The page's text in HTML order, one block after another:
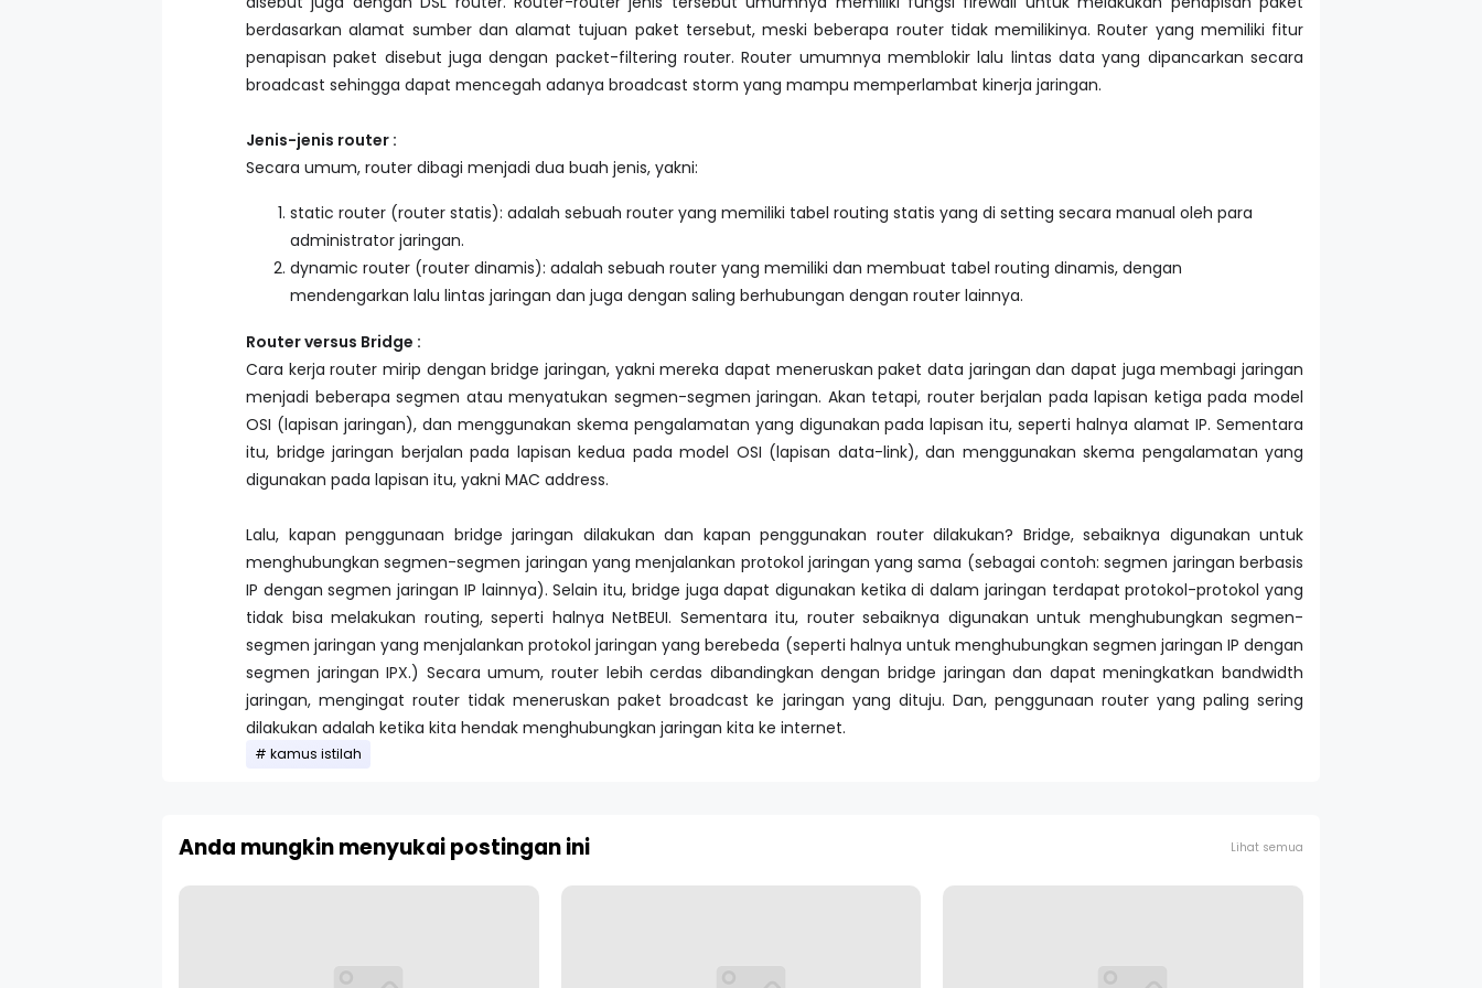
berdasarkan alamat sumber dan alamat tujuan paket tersebut, meski beberapa router tidak memilikinya. Router yang memiliki fitur
penapisan paket disebut juga dengan packet-filtering router. Router umumnya memblokir lalu lintas data yang dipancarkan secara
broadcast sehingga dapat mencegah adanya broadcast storm yang mampu memperlambat kinerja jaringan.
Jenis-jenis router :
Secara umum, router dibagi menjadi dua buah jenis, yakni:
static router (router statis): adalah sebuah router yang memiliki tabel routing statis yang di setting secara manual oleh para
administrator jaringan.
dynamic router (router dinamis): adalah sebuah router yang memiliki dan membuat tabel routing dinamis, dengan
mendengarkan lalu lintas jaringan dan juga dengan saling berhubungan dengan router lainnya.
Router versus Bridge :
Cara kerja router mirip dengan bridge jaringan, yakni mereka dapat meneruskan paket data jaringan dan dapat juga membagi jaringan
menjadi beberapa segmen atau menyatukan segmen-segmen jaringan. Akan tetapi, router berjalan pada lapisan ketiga pada model
OSI (lapisan jaringan), dan menggunakan skema pengalamatan yang digunakan pada lapisan itu, seperti halnya alamat IP. Sementara
itu, bridge jaringan berjalan pada lapisan kedua pada model OSI (lapisan data-link), dan menggunakan skema pengalamatan yang
digunakan pada lapisan itu, yakni MAC address.
Lalu, kapan penggunaan bridge jaringan dilakukan dan kapan penggunakan router dilakukan? Bridge, sebaiknya digunakan untuk
menghubungkan segmen-segmen jaringan yang menjalankan protokol jaringan yang sama (sebagai contoh: segmen jaringan berbasis
IP dengan segmen jaringan IP lainnya). Selain itu, bridge juga dapat digunakan ketika di dalam jaringan terdapat protokol-protokol yang
tidak bisa melakukan routing, seperti halnya NetBEUI. Sementara itu, router sebaiknya digunakan untuk menghubungkan segmen-
segmen jaringan yang menjalankan protokol jaringan yang berebeda (seperti halnya untuk menghubungkan segmen jaringan IP dengan
segmen jaringan IPX.) Secara umum, router lebih cerdas dibandingkan dengan bridge jaringan dan dapat meningkatkan bandwidth
jaringan, mengingat router tidak meneruskan paket broadcast ke jaringan yang dituju. Dan, penggunaan router yang paling sering
dilakukan adalah ketika kita hendak menghubungkan jaringan kita ke internet.
kamus istilah
Anda mungkin menyukai postingan ini Lihat semua